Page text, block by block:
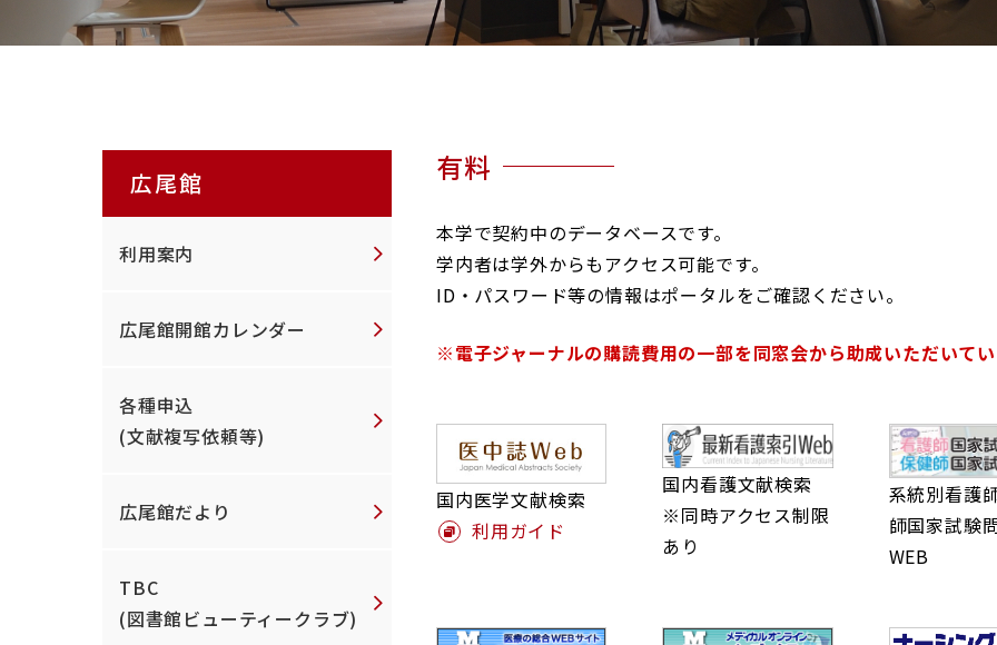
RESEARCH & COLLABORATION
研究・社会連携
Glexa
広尾館
利用案内
広尾館開館カレンダー
各種申込
(文献複写依頼等)
広尾館だより
TBC
(図書館ビューティークラブ)
有料
本学で契約中のデータベースです。
学内者は学外からもアクセス可能です。
ID・パスワード等の情報はポータルをご確認ください。
※電子ジャーナルの購読費用の一部を同窓会から助成いただいてい
国内医学文献検索
利用ガイド
国内看護文献検索
※同時アクセス制限
あり
系統別看護
師国家試験
WEB